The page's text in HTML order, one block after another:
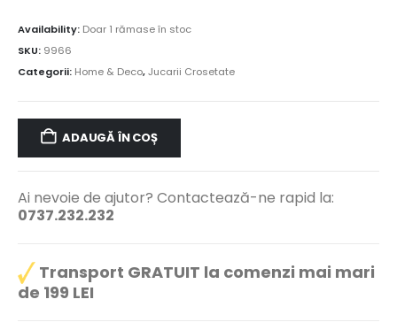
Availability: Doar 1 rămase în stoc
SKU: 9966
Categorii: Home & Deco,Jucarii Crosetate
ADAUGĂ ÎN COȘ
Ai nevoie de ajutor? Contactează-ne rapid la:
0737.232.232
Transport GRATUIT la comenzi mai mari
de 199 LEI